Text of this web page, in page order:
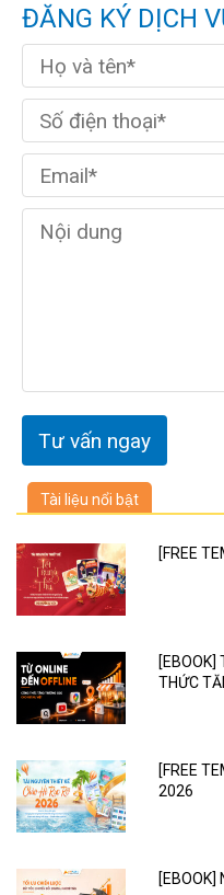
ĐĂNG KÝ DỊCH
Tài liệu nổi bật
[FREE
[EBOOK]
THỨC
[FREE
2026
[EBOOK]